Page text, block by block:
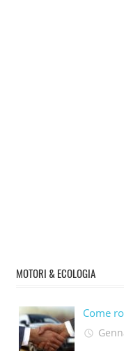
MOTORI & ECOLOGIA
Come